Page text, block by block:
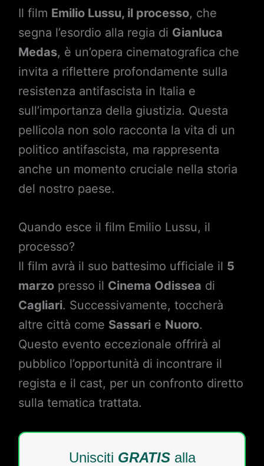
Il film Emilio Lussu, il processo, che
segna l’esordio alla regia di Gianluca
Medas, è un’opera cinematografica che
invita a riflettere profondamente sulla
resistenza antifascista in Italia e
sull’importanza della giustizia. Questa
pellicola non solo racconta la vita di un
politico antifascista, ma rappresenta
anche un momento cruciale nella storia
del nostro paese.
Quando esce il film Emilio Lussu, il
processo?
Il film avrà il suo battesimo ufficiale il 5
marzopresso il Cinema Odissea di
Cagliari. Successivamente, toccherà
altre città come Sassarie Nuoro.
Questo evento eccezionale offrirà al
pubblico l’opportunità di incontrare il
regista e il cast, per un confronto diretto
sulla tematica trattata.
Unisciti GRATISalla